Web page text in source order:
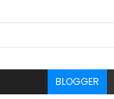
BLOGGER